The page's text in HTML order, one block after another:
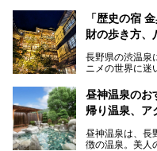
ので、野生の
て楽しみたい人
リピートする
しみたい極上
「歴史の宿
財の歩き方、
長野県の渋温泉
ニメの世界に迷
を隅々まで楽し
滞在を最高の思
紹介します！
昼神温泉のお
帰り温泉、ア
昼神温泉は、長
徴の温泉。美人